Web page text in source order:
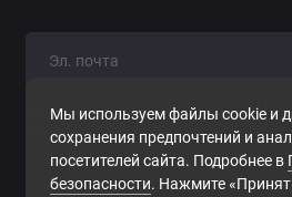
Мы используем файлы cookie и
сохранения предпочтений и
посетителей сайта. Подробнее в
безопасности. Нажмите
Нажимая на кнопку
обработку персональных данных.